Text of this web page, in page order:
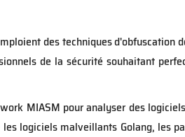
des techniques d'obfuscation
de la sécurité souhaitant
MIASM pour analyser des
logiciels malveillants Golang, les